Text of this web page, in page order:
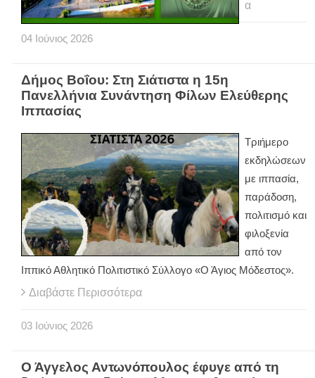
α
04 Ιούνιος 2026
Δήμος Βοΐου: Στη Σιάτιστα η 15η
Πανελλήνια Συνάντηση Φίλων Ελεύθερης
Ιππασίας
Τριήμερο
εκδηλώσεων
με ιππασία,
παράδοση,
πολιτισμό και
φιλοξενία
από τον
Ιππικό Αθλητικό Πολιτιστικό Σύλλογο «Ο Άγιος Μόδεστος».
Διαβάστε Περισσότερα
03 Ιούνιος 2026
Ο Άγγελος Αντωνόπουλος έφυγε από τη